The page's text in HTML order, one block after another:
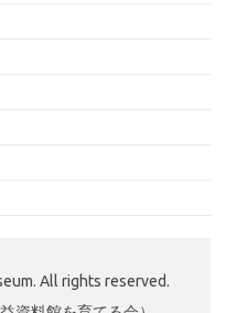
All rights reserved.